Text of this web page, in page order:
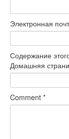
Электронная
Содержание
Домашняя
Comment *